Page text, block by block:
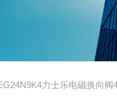
力士乐电磁换向阀